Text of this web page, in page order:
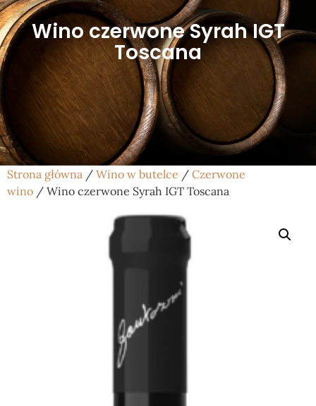
Wino czerwone Syrah IGT
Toscana
Strona główna / Wino w butelce / Czerwone
wino / Wino czerwone Syrah IGT Toscana